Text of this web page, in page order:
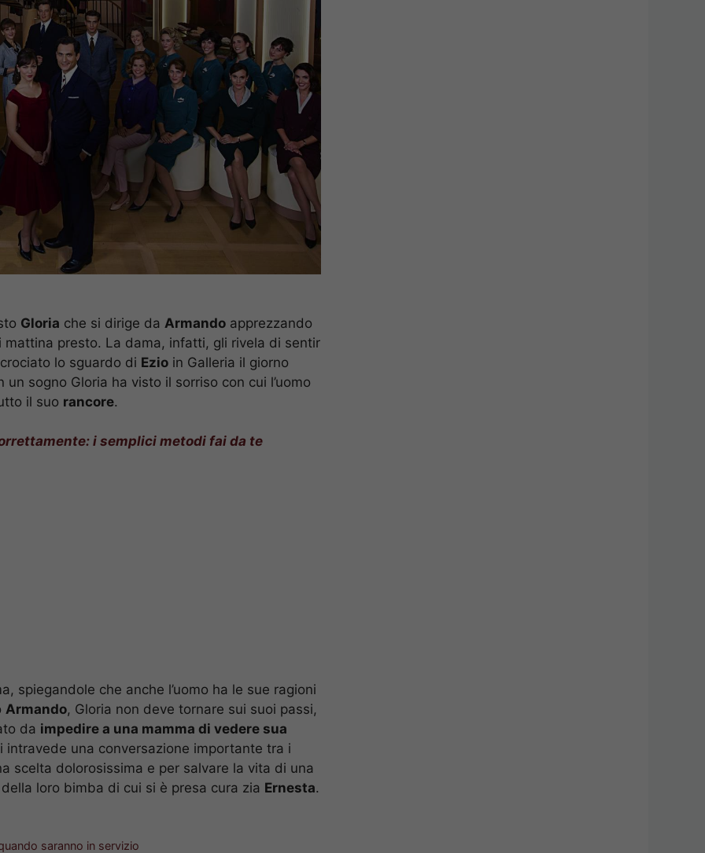
Gloria che si dirige da Armando apprezzando
mattina presto. La dama, infatti, gli rivela di sentir
lo sguardo di Ezio in Galleria il giorno
sogno Gloria ha visto il sorriso con cui l’uomo
il suo rancore.
i semplici metodi fai da te
spiegandole che anche l’uomo ha le sue ragioni
Armando, Gloria non deve tornare sui suoi passi,
da impedire a una mamma di vedere sua
intravede una conversazione importante tra i
scelta dolorosissima e per salvare la vita di una
loro bimba di cui si è presa cura zia Ernesta.
saranno in servizio